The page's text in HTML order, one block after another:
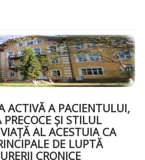
SPITAL
ACREDITARE SPITAL
GINECOLOGIE
INTERNĂ
PEDIATRIE
DE PRIMIRE URGENȚE (CPU)
ACTIVĂ A PACIENTULUI,
ȘI STILUL
AL ACESTUIA CA
DE LUPTĂ
CRONICE